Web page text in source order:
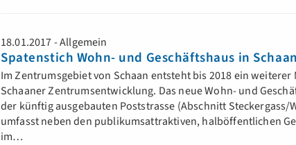
18.01.2017 - Allgemein
Spatenstich Wohn- und Geschäftshaus in Schaan
Im Zentrumsgebiet von Schaan entsteht bis 2018 ein
Schaaner Zentrumsentwicklung. Das neue Wohn- und
der künftig ausgebauten Poststrasse (Abschnitt Steckergass/
umfasst neben den publikumsattraktiven, halböffentlichen
im…